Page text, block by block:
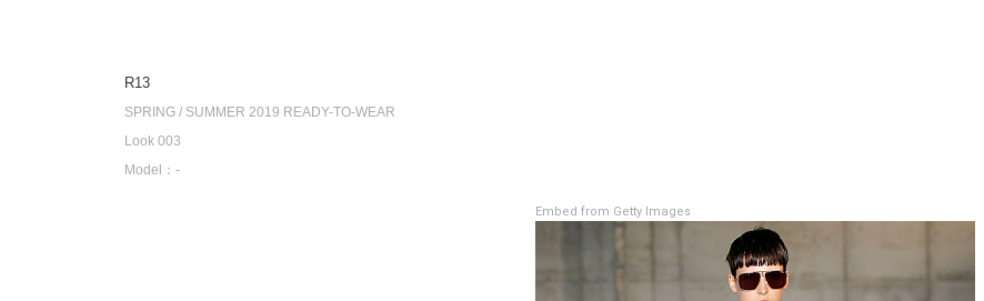
R13
SPRING / SUMMER 2019 READY-TO-WEAR
Look 003
Model：-
Embed from Getty Images